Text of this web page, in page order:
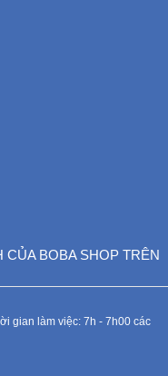
BOBA SHOP TRÊN
gian làm việc: 7h - 7h00 các